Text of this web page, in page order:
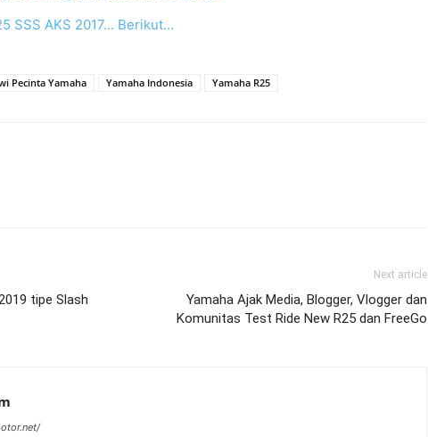
SSS AKS 2017... Berikut…
Pecinta Yamaha Yamaha Indonesia Yamaha R25
tipe Slash
Next article
Yamaha Ajak Media, Blogger, Vlogger dan
Komunitas Test Ride New R25 dan FreeGo